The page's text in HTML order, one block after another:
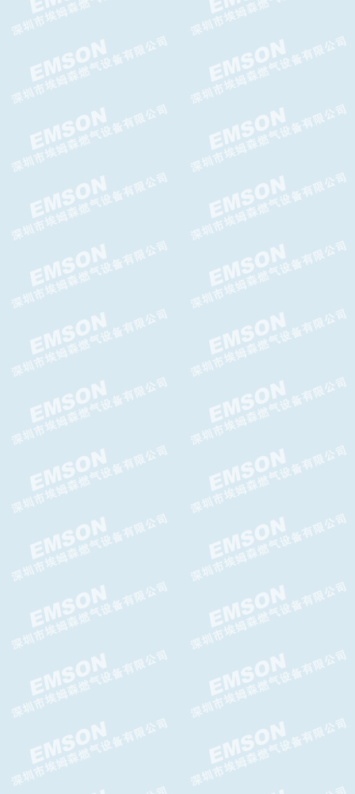
PI减压阀,PI调压器GASCAT减
HORUS减压阀HORUS调压器
DOMUS减压阀，DOMUS调压
器
Brise Plus减压阀,Brise Plus调
压器
ATHOS减压阀-GASCAT减压阀
ITRON RBE4700减压阀
Brise N减压阀 Brise N 调压器